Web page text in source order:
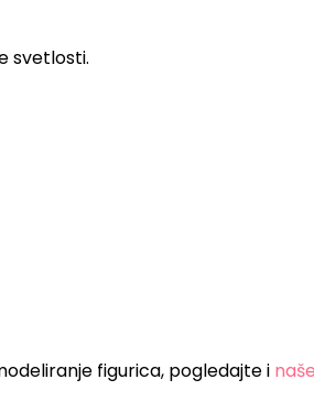
svetlosti.
figurica, pogledajte i